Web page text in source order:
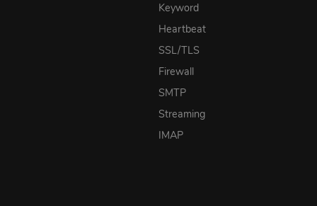
Keyword
Heartbeat
SSL/TLS
Firewall
SMTP
Streaming
IMAP